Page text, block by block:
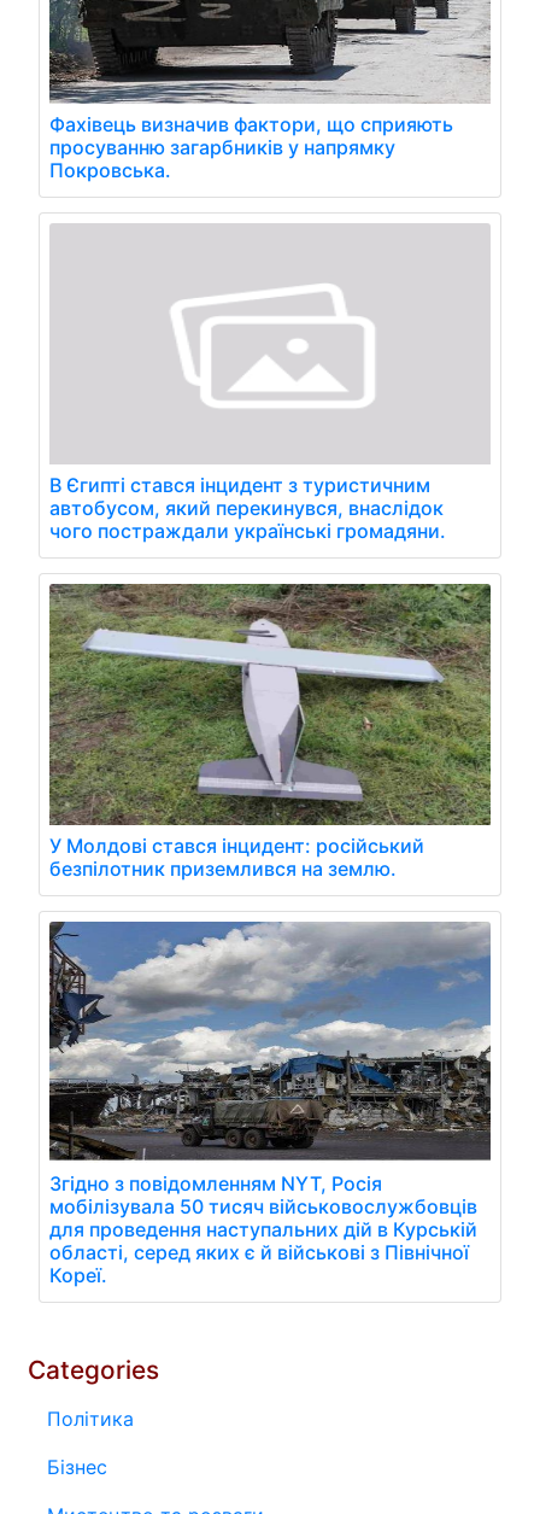
Фахівець визначив фактори, що сприяють
просуванню загарбників у напрямку
Покровська.
В Єгипті стався інцидент з туристичним
автобусом, який перекинувся, внаслідок
чого постраждали українські громадяни.
У Молдові стався інцидент: російський
безпілотник приземлився на землю.
Згідно з повідомленням NYT, Росія
мобілізувала 50 тисяч військовослужбовців
для проведення наступальних дій в Курській
області, серед яких є й військові з Північної
Кореї.
Categories
Політика
Бізнес